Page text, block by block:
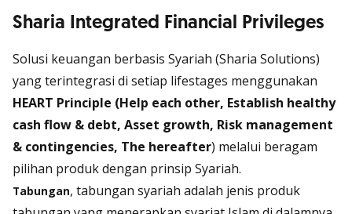
Sharia Integrated Financial Privileges
Solusi keuangan berbasis Syariah (Sharia Solutions)
yang terintegrasi di setiap lifestages menggunakan
HEART Principle (Help each other, Establish healthy
cash flow & debt, Asset growth, Risk management
& contingencies, The hereafter) melalui beragam
pilihan produk dengan prinsip Syariah.
Tabungan, tabungan syariah adalah jenis produk